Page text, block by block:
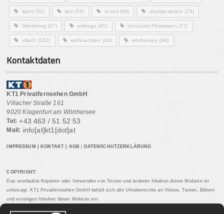
sport (52) spö (53) st.veit(49) stadtgespräch (74)
Streaming (47) umfrage (45) Unnützes Filmwissen (77)
villach (132) weihnachten (44) wörthersee (44)
Kontaktdaten
KT1 Privatfernsehen GmbH
Villacher Straße 161
9020 Klagenfurt am Wörthersee
Tel: +43 463 / 51 52 53
Mail: info[at]kt1[dot]at
IMPRESSUM KONTAKT AGB DATENSCHUTZERKLÄRUNG
COPYRIGHT:
Das unerlaubte Kopieren oder Verwenden von Texten und anderen Inhalten dieser Website ist
untersagt. KT1 Privatfernsehen GmbH behält sich alle Urheberrechte an Videos, Texten, Bildern
und sonstigen Inhalten dieser Website vor.